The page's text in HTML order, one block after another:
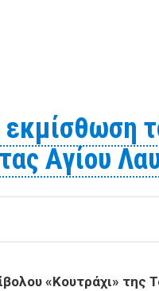
λιβαδιών στη
Αγίου
«Κουτράχι» της